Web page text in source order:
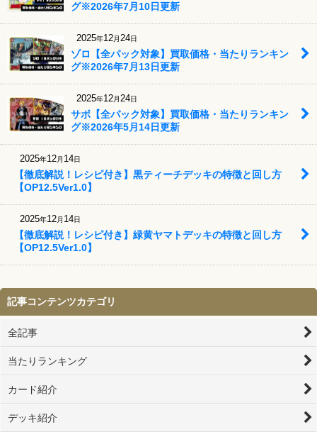
グ※2026年7月10日更新
2025年12月24日
ゾロ【全パック対象】買取価格・当たりランキン
グ※2026年7月13日更新
2025年12月24日
サボ【全パック対象】買取価格・当たりランキン
グ※2026年5月14日更新
2025年12月 14日
【徹底解説！レシピ付き】黒ティーチデッキの特徴と回し方
【OP12.5Ver1.0】
2025年12月 14日
【徹底解説！レシピ付き】緑黄ヤマトデッキの特徴と回し方
【OP12.5Ver1.0】
記事コンテンツカテゴリ
全記事
当たりランキング
カード紹介
デッキ紹介